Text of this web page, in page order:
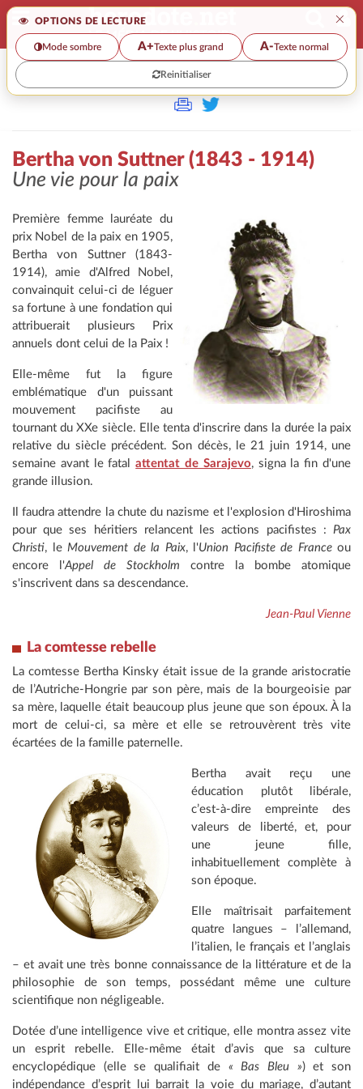
OPTIONS DE LECTURE ×
Mode sombre A+Texte plus grand A-Texte normal
Reinitialiser
>> BERTHA VON SUTTNER (1843 - 1914)
Bertha von Suttner (1843 - 1914)
Une vie pour la paix
Première femme lauréate du
prix Nobel de la paix en 1905,
Bertha von Suttner (1843-
1914), amie d'Alfred Nobel,
convainquit celui-ci de léguer
sa fortune à une fondation qui
attribuerait plusieurs Prix
annuels dont celui de la Paix !
Elle-même fut la figure
emblématique d'un puissant
mouvement pacifiste au
tournant du XXe siècle. Elle tenta d'inscrire dans la durée la paix
relative du siècle précédent. Son décès, le 21 juin 1914, une
semaine avant le fatalattentat de Sarajevo, signa la fin d'une
grande illusion.
Il faudra attendre la chute du nazisme et l'explosion d'Hiroshima
pour que ses héritiers relancent les actions pacifistes : Pax
Christi, le Mouvement de la Paix, l'Union Pacifiste de Franceou
encore l'Appel de Stockholm contre la bombe atomique
s'inscrivent dans sa descendance.
Jean-Paul Vienne
La comtesse rebelle
La comtesse Bertha Kinsky était issue de la grande aristocratie
de l’Autriche-Hongrie par son père, mais de la bourgeoisie par
sa mère, laquelle était beaucoup plus jeune que son époux. À la
mort de celui-ci, sa mère et elle se retrouvèrent très vite
écartées de la famille paternelle.
Bertha avait reçu une
éducation plutôt libérale,
c’est-à-dire empreinte des
valeurs de liberté, et, pour
une jeune fille,
inhabituellement complète à
son époque.
Elle maîtrisait parfaitement
quatre langues – l’allemand,
l’italien, le français et l’anglais
– et avait une très bonne connaissance de la littérature et de la
philosophie de son temps, possédant même une culture
scientifique non négligeable.
Dotée d’une intelligence vive et critique, elle montra assez vite
un esprit rebelle. Elle-même était d’avis que sa culture
encyclopédique (elle se qualifiait de « Bas Bleu ») et son
indépendance d’esprit lui barrait la voie du mariage, d’autant